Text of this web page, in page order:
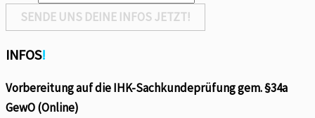
SENDE UNS DEINE INFOS JETZT!
INFOS!
Vorbereitung auf die IHK-Sachkundeprüfung gem. §34a
GewO (Online)